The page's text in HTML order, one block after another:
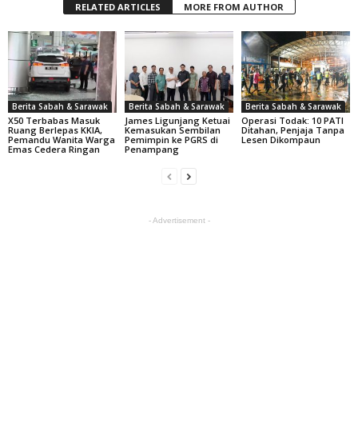
RELATED ARTICLES MORE FROM AUTHOR
Berita Sabah & Sarawak
X50 Terbabas Masuk
Ruang Berlepas KKIA,
Pemandu Wanita Warga
Emas Cedera Ringan
Berita Sabah & Sarawak
James Ligunjang Ketuai
Kemasukan Sembilan
Pemimpin ke PGRS di
Penampang
Berita Sabah & Sarawak
Operasi Todak: 10 PATI
Ditahan, Penjaja Tanpa
Lesen Dikompaun
- Advertisement -